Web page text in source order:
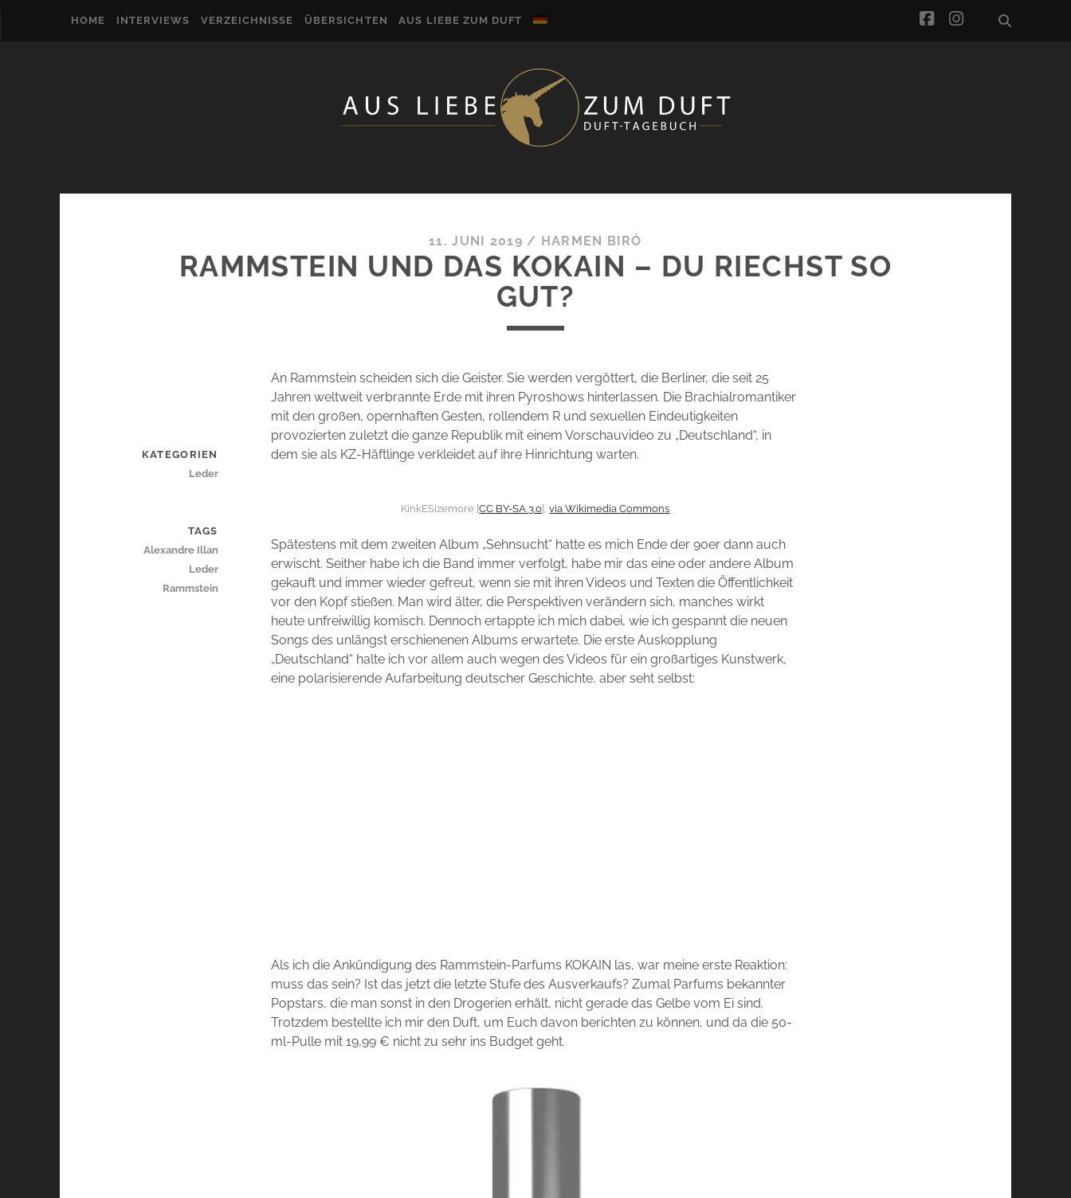
HOME INTERVIEWS VERZEICHNISSE ÜBERSICHTEN AUS LIEBE ZUM DUFT facebook
instagram
11. JUNI 2019 / HARMEN BIRÓ
RAMMSTEIN UND DAS KOKAIN – DU RIECHST SO
GUT?
An Rammstein scheiden sich die Geister. Sie werden vergöttert, die Berliner, die seit 25
Jahren weltweit verbrannte Erde mit ihren Pyroshows hinterlassen. Die Brachialromantiker
mit den großen, opernhaften Gesten, rollendem R und sexuellen Eindeutigkeiten
provozierten zuletzt die ganze Republik mit einem Vorschauvideo zu „Deutschland“, in
dem sie als KZ-Häftlinge verkleidet auf ihre Hinrichtung warten.
KinkESizemore [CC BY-SA 3.0],via Wikimedia Commons
Spätestens mit dem zweiten Album „Sehnsucht“ hatte es mich Ende der 90er dann auch
erwischt. Seither habe ich die Band immer verfolgt, habe mir das eine oder andere Album
gekauft und immer wieder gefreut, wenn sie mit ihren Videos und Texten die Öffentlichkeit
vor den Kopf stießen. Man wird älter, die Perspektiven verändern sich, manches wirkt
heute unfreiwillig komisch. Dennoch ertappte ich mich dabei, wie ich gespannt die neuen
Songs des unlängst erschienenen Albums erwartete. Die erste Auskopplung
„Deutschland“ halte ich vor allem auch wegen des Videos für ein großartiges Kunstwerk,
eine polarisierende Aufarbeitung deutscher Geschichte, aber seht selbst:
Als ich die Ankündigung des Rammstein-Parfums KOKAIN las, war meine erste Reaktion:
muss das sein? Ist das jetzt die letzte Stufe des Ausverkaufs? Zumal Parfums bekannter
Popstars, die man sonst in den Drogerien erhält, nicht gerade das Gelbe vom Ei sind.
Trotzdem bestellte ich mir den Duft, um Euch davon berichten zu können, und da die 50-
ml-Pulle mit 19,99 € nicht zu sehr ins Budget geht.
KATEGORIEN
Leder
TAGS
Alexandre Illan
Leder
Rammstein